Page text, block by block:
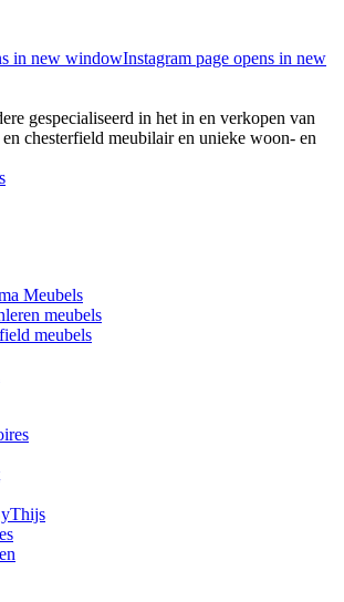
in new windowInstagram page opens in new
gespecialiseerd in het in en verkopen van
chesterfield meubilair en unieke woon- en
Meubels
meubels
meubels